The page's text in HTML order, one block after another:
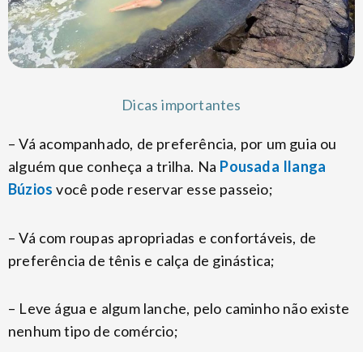
Dicas importantes
– Vá acompanhado, de preferência, por um guia ou
alguém que conheça a trilha. Na Pousada Ilanga
Búzios você pode reservar esse passeio;
– Vá com roupas apropriadas e confortáveis, de
preferência de tênis e calça de ginástica;
– Leve água e algum lanche, pelo caminho não existe
nenhum tipo de comércio;